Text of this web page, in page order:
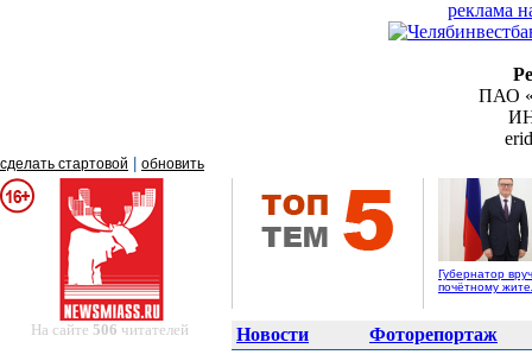
реклама
ПАО
сделать стартовой обновить
Губернатор
почётному
На сайте 506 читателей Новости Фоторепортаж